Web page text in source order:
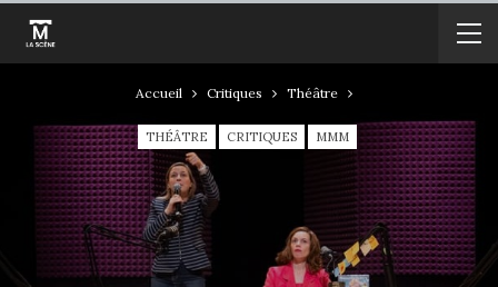
Accueil Critiques Théâtre
THÉÂTRE CRITIQUES MMM